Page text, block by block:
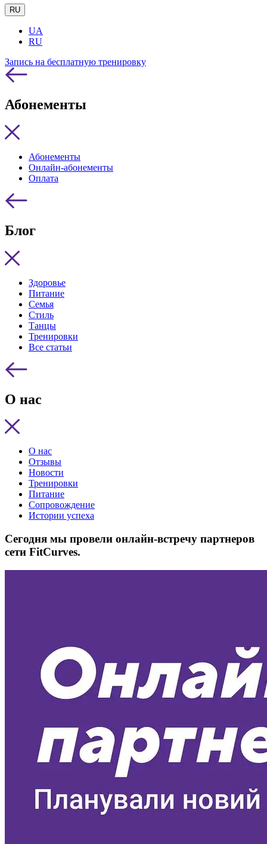
RU
UA
RU
Запись на бесплатную тренировку
Абонементы
Абонементы
Онлайн-абонементы
Оплата
Блог
Здоровье
Питание
Семья
Стиль
Танцы
Тренировки
Все статьи
О нас
О нас
Отзывы
Новости
Тренировки
Питание
Сопровождение
Истории успеха
Сегодня мы провели онлайн-встречу партнеров
сети FitCurves.